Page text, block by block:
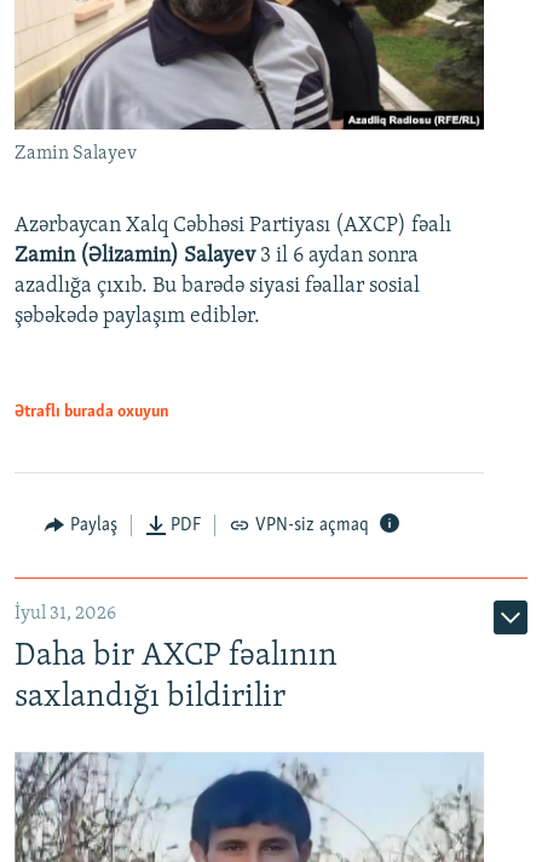
Zamin Salayev
Azərbaycan Xalq Cəbhəsi Partiyası (AXCP) fəalı
Zamin (Əlizamin) Salayev 3 il 6 aydan sonra
azadlığa çıxıb. Bu barədə siyasi fəallar sosial
şəbəkədə paylaşım ediblər.
Ətraflı burada oxuyun
Paylaş PDF VPN-siz açmaq
İyul 31, 2026
Daha bir AXCP fəalının
saxlandığı bildirilir